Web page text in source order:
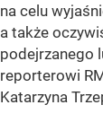
na celu
a także
podejrzanego
reporterowi
Katarzyna